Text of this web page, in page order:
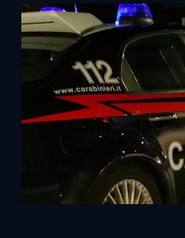
Svegliato
bancomat,
e mette in fuga i